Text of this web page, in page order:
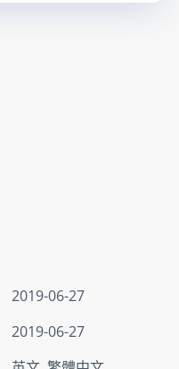
2019-06-27
2019-06-27